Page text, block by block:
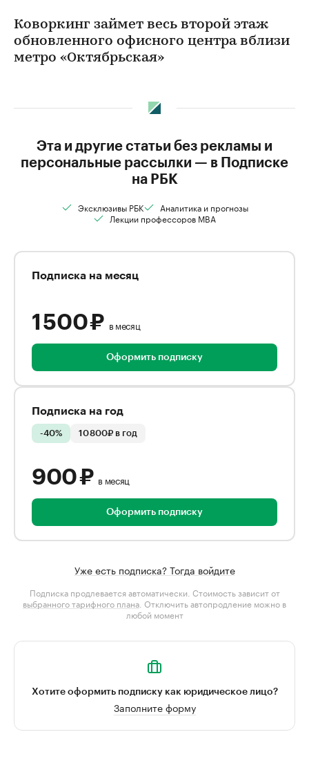
Коворкинг займет весь второй этаж
обновленного офисного центра вблизи
метро «Октябрьская»
Эта и другие статьи без рекламы и
персональные рассылки — в Подписке
на РБК
Эксклюзивы РБК
Аналитика и прогнозы
Лекции профессоров MBA
Подписка на месяц
1 500 ₽ в месяц
Оформить подписку
Подписка на год
-40% 10 800₽ в год
900 ₽ в месяц
Оформить подписку
Уже есть подписка? Тогда войдите
Подписка продлевается автоматически. Стоимость зависит от
выбранного тарифного плана . Отключить автопродление можно в
любой момент
Хотите оформить подписку как юридическое лицо?
Заполните форму